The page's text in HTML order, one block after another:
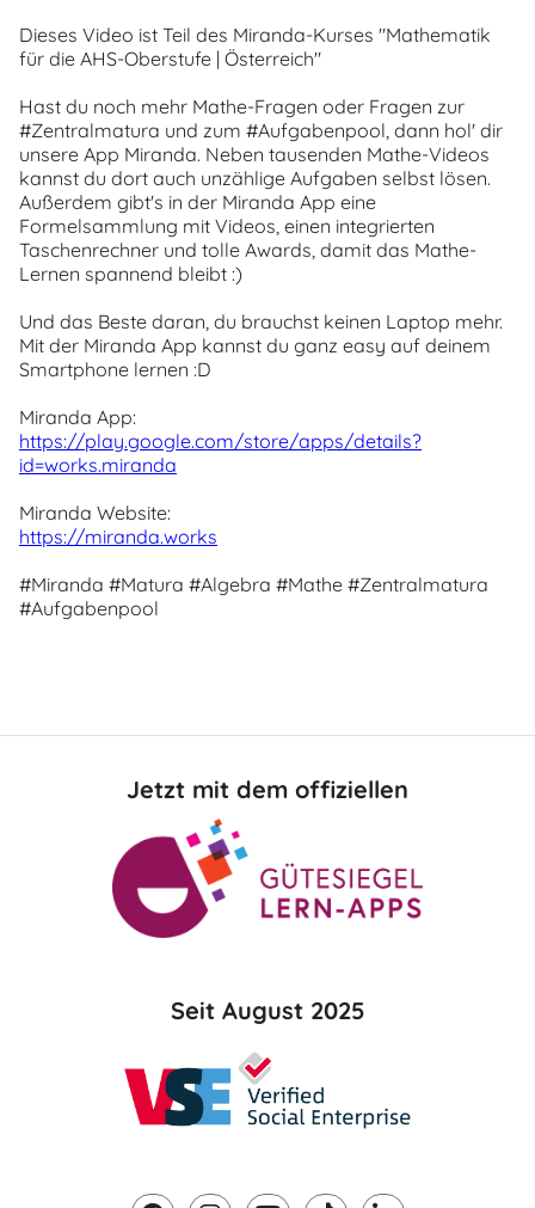
Dieses Video ist Teil des Miranda-Kurses "Mathematik
für die AHS-Oberstufe | Österreich"
Hast du noch mehr Mathe-Fragen oder Fragen zur
#Zentralmatura und zum #Aufgabenpool, dann hol' dir
unsere App Miranda. Neben tausenden Mathe-Videos
kannst du dort auch unzählige Aufgaben selbst lösen.
Außerdem gibt's in der Miranda App eine
Formelsammlung mit Videos, einen integrierten
Taschenrechner und tolle Awards, damit das Mathe-
Lernen spannend bleibt :)
Und das Beste daran, du brauchst keinen Laptop mehr.
Mit der Miranda App kannst du ganz easy auf deinem
Smartphone lernen :D
Miranda App:
https://play.google.com/store/apps/details?
id=works.miranda
Miranda Website:
https://miranda.works
#Miranda #Matura #Algebra #Mathe #Zentralmatura
#Aufgabenpool
Jetzt mit dem offiziellen
Seit August 2025